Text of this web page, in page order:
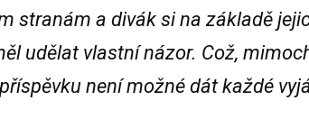
stranám a divák si na základě
udělat vlastní názor. Což,
není možné dát každé